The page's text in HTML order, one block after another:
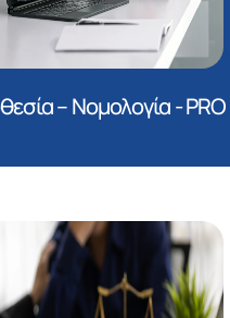
– Νομολογία - PRO